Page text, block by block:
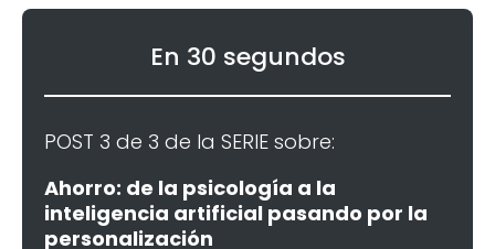
En 30 segundos
POST 3 de 3 de la SERIE sobre:
Ahorro: de la psicología a la
inteligencia artificial pasando por la
personalización